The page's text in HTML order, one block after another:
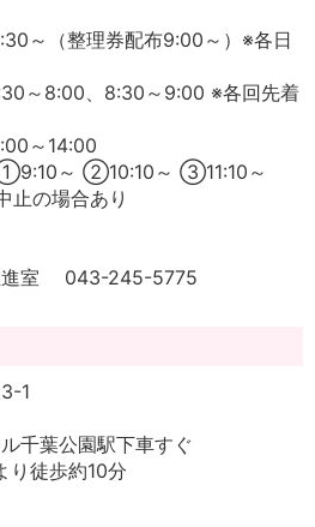
～（整理券配布9:00～）※各日
～8:00、8:30～9:00 ※各回先着
～14:00
～ ②10:10～ ③11:10～
止の場合あり
進室 043-245-5775
3-1
千葉公園駅下車すぐ
徒歩約10分